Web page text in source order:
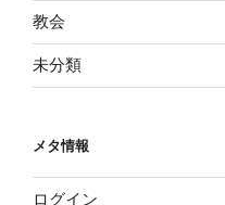
教会
未分類
メタ情報
ログイン